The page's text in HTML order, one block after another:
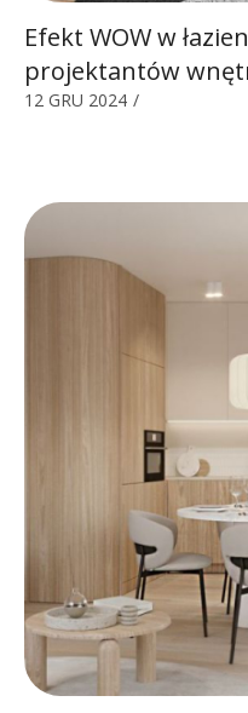
Efekt WOW w
projektantów
12 GRU 2024 /